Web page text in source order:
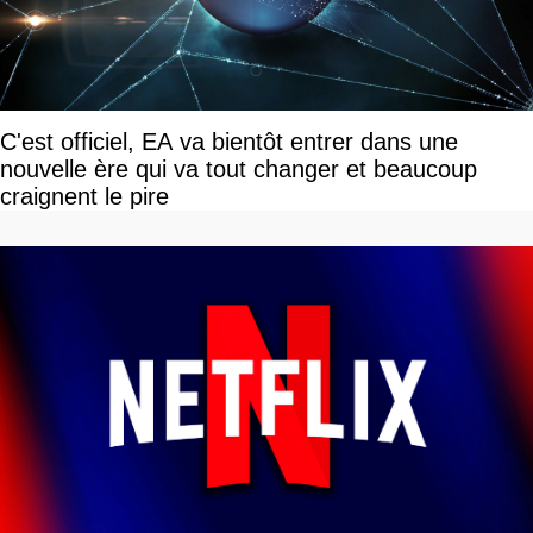
C'est officiel, EA va bientôt entrer dans une
nouvelle ère qui va tout changer et beaucoup
craignent le pire